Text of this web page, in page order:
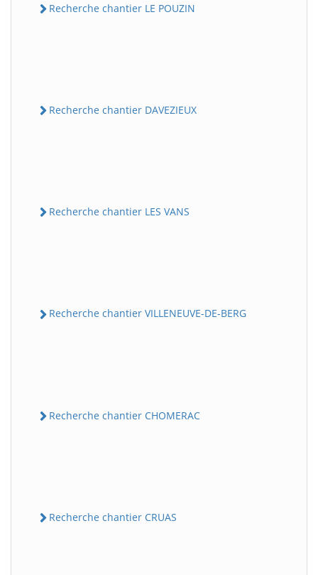
Recherche chantier LE POUZIN
Recherche chantier DAVEZIEUX
Recherche chantier LES VANS
Recherche chantier VILLENEUVE-DE-BERG
Recherche chantier CHOMERAC
Recherche chantier CRUAS